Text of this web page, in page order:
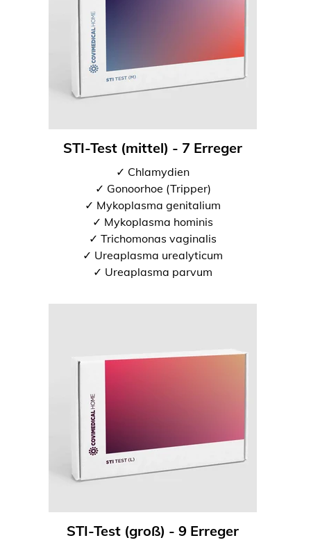
STI-Test (mittel) - 7 Erreger
✓ Chlamydien
✓ Gonoorhoe (Tripper)
✓ Mykoplasma genitalium
✓ Mykoplasma hominis
✓ Trichomonas vaginalis
✓ Ureaplasma urealyticum
✓ Ureaplasma parvum
STI-Test (groß) - 9 Erreger